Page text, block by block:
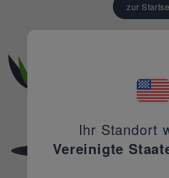
zur
Ihr Standort
Vereinigte